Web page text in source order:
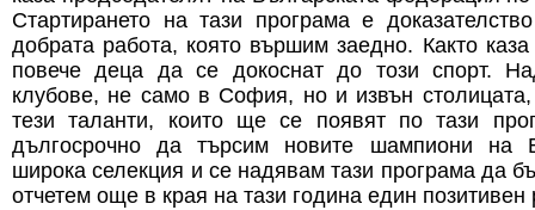
Стартирането на тази програма е
добрата работа, която вършим заедно. Както
повече деца да се докоснат до този спорт.
клубове, не само в София, но и извън
тези таланти, които ще се появят по тази
дългосрочно да търсим новите шампиони на
широка селекция и се надявам тази програма да
отчетем още в края на тази година един позитивен